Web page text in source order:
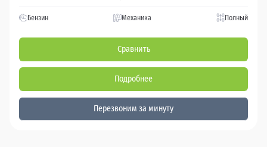
Бензин Механика Полный
Сравнить
Подробнее
Перезвоним за минуту